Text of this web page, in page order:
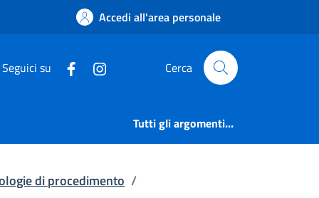
Accedi all'area personale
Seguici su Cerca
Tutti gli argomenti...
di procedimento /